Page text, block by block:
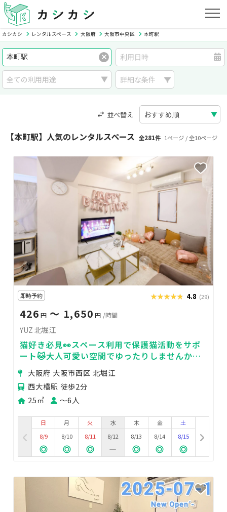
カシカシ レンタルスペース 大阪府 大阪市中央区 本町駅
詳細な条件
並べ替え
【本町駅】人気のレンタルスペース 全281件 1ページ / 全10ページ
即時予約 ★★★★★
★★★★★ 4.8 (29)
426 円 〜 1,650 円 /時間
YUZ 北堀江
猫好き必見👀スペース利用で保護猫活動をサポ
ート🐱大人可愛い空間でゆったりしませんか？
☕
大阪府 大阪市西区 北堀江
西大橋駅 徒歩2分
25㎡
〜6人
日
8/9
月
8/10
火
8/11
水
8/12
木
8/13
金
8/14
土
8/15